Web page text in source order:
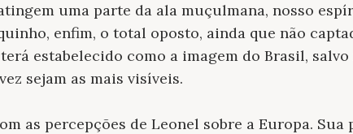
uma parte da ala muçulmana, nosso
enfim, o total oposto, ainda que não
estabelecido como a imagem do Brasil,
sejam as mais visíveis.
as percepções de Leonel sobre a Europa. Sua